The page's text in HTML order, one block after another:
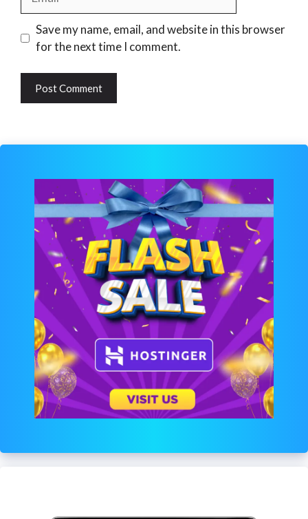
Website
Save my name, email, and website in this browser
for the next time I comment.